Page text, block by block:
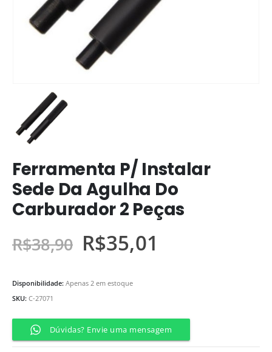
Ferramenta P/ Instalar
Sede Da Agulha Do
Carburador 2 Peças
R$38,90 R$35,01
Disponibilidade: Apenas 2 em estoque
SKU: C-27071
Dúvidas? Envie uma mensagem